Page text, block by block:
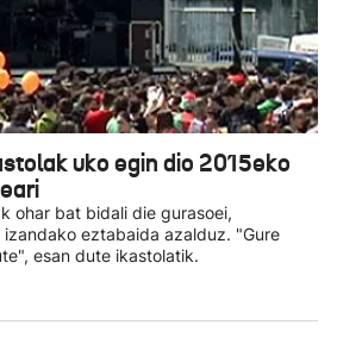
uko egin dio 2015eko
ohar bat bidali die gurasoei,
eztabaida azalduz. "Gure
esan dute ikastolatik.